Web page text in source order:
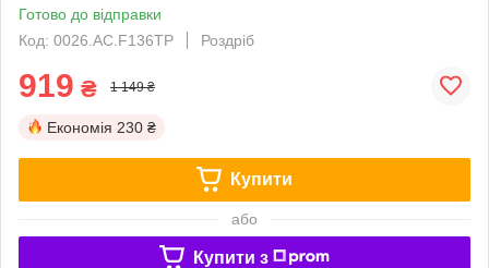
Готово до відправки
Код: 0026.AC.F136TP
Роздріб
919 ₴ 1 149 ₴
Економія 230 ₴
Купити
або
Купити з